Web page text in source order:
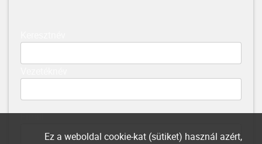
Email
Ez a weboldal cookie-kat (sütiket) használ azért,